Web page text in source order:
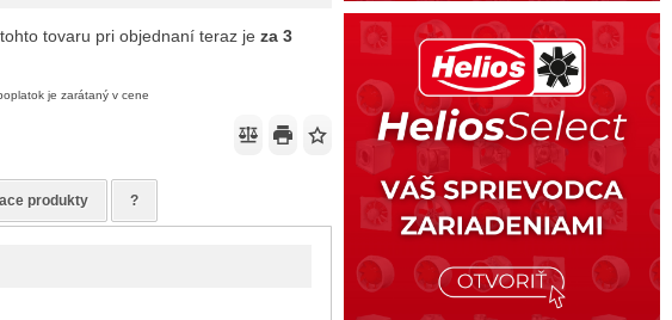
tovaru pri objednaní teraz jeza 3
je zarátaný v cene
produkty ?